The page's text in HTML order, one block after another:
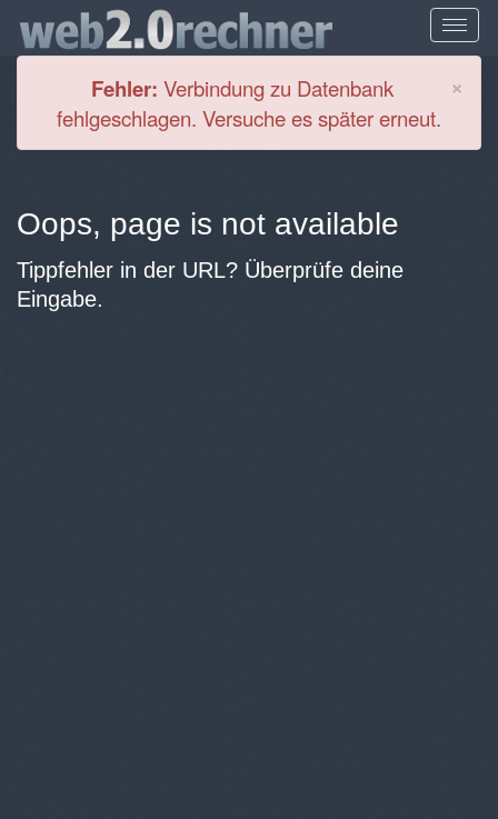
×
Fehler: Verbindung zu Datenbank
fehlgeschlagen. Versuche es später erneut.
Oops, page is not available
Tippfehler in der URL? Überprüfe deine
Eingabe.